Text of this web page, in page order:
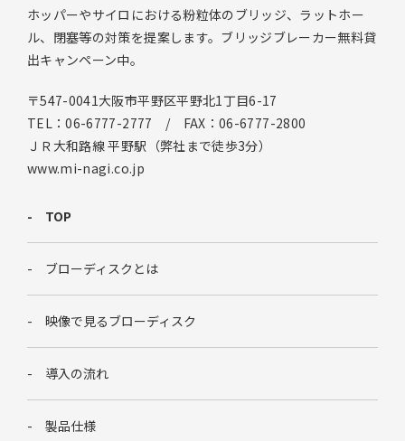
ホッパーやサイロにおける粉粒体のブリッジ、ラットホー
ル、閉塞等の対策を提案します。ブリッジブレーカー無料貸
出キャンペーン中。
〒547-0041大阪市平野区平野北1丁目6-17
TEL：06-6777-2777 / FAX：06-6777-2800
ＪＲ大和路線 平野駅（弊社まで徒歩3分）
www.mi-nagi.co.jp
TOP
ブローディスクとは
映像で見るブローディスク
導入の流れ
製品仕様